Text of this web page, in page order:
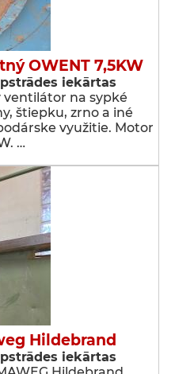
OWENT 7,5KW
iekārtas
na sypké
štiepku, zrno a iné
využitie. Motor
…
Hildebrand
iekārtas